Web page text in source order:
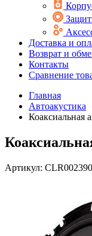
Доставка и
Возврат и
Контакты
Сравнение
Главная
Автоакустика
Коаксиальная
Артикул: